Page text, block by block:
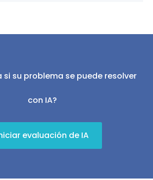
si su problema se puede resolver
con IA?
evaluación de IA